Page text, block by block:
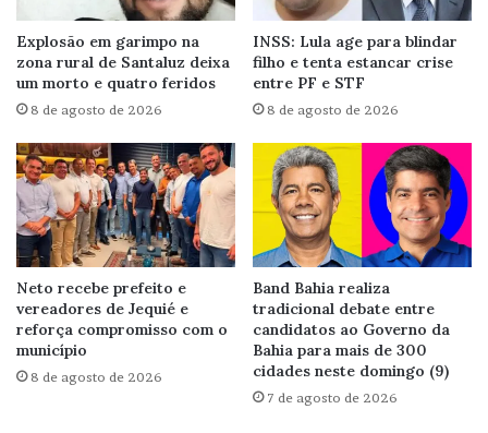
Explosão em garimpo na
zona rural de Santaluz deixa
um morto e quatro feridos
8 de agosto de 2026
INSS: Lula age para blindar
filho e tenta estancar crise
entre PF e STF
8 de agosto de 2026
Neto recebe prefeito e
vereadores de Jequié e
reforça compromisso com o
município
8 de agosto de 2026
Band Bahia realiza
tradicional debate entre
candidatos ao Governo da
Bahia para mais de 300
cidades neste domingo (9)
7 de agosto de 2026